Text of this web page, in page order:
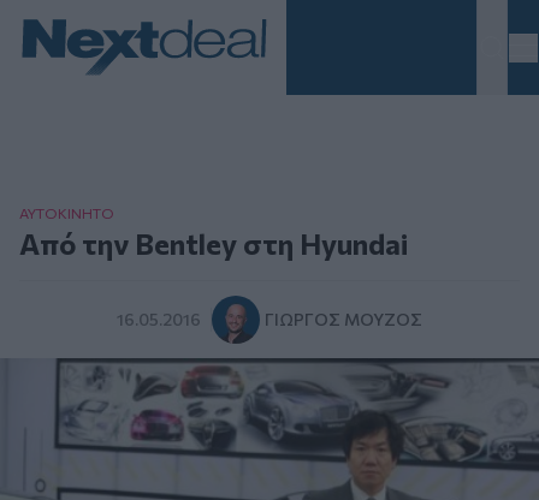
ΑΥΤΟΚΙΝΗΤΟ
Από την Bentley στη Hyundai
16.05.2016 ΓΙΏΡΓΟΣ ΜΟΎΖΟΣ